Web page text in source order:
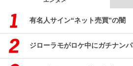
有名人サイン“ネット売買”の闇
ジローラモがロケ中にガチナンパ